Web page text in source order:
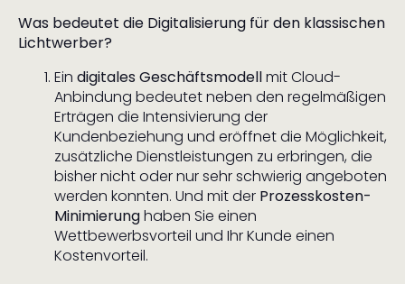
Was bedeutet die Digitalisierung für den klassischen
Lichtwerber?
Ein digitales Geschäftsmodellmit Cloud-
Anbindung bedeutet neben den regelmäßigen
Erträgen die Intensivierung der
Kundenbeziehung und eröffnet die Möglichkeit,
zusätzliche Dienstleistungen zu erbringen, die
bisher nicht oder nur sehr schwierig angeboten
werden konnten. Und mit der Prozesskosten-
Minimierunghaben Sie einen
Wettbewerbsvorteil und Ihr Kunde einen
Kostenvorteil.